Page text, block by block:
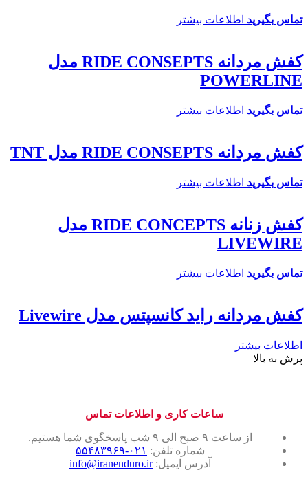
تماس بگیرید اطلاعات بیشتر
کفش مردانه RIDE CONSEPTS مدل
POWERLINE
تماس بگیرید اطلاعات بیشتر
کفش مردانه RIDE CONSEPTS مدل TNT
تماس بگیرید اطلاعات بیشتر
کفش زنانه RIDE CONCEPTS مدل
LIVEWIRE
تماس بگیرید اطلاعات بیشتر
کفش مردانه راید کانسپتس مدل Livewire
اطلاعات بیشتر
پرش به بالا
ساعات کاری و اطلاعات تماس
از ساعت ۹ صبح الی ۹ شب پاسخگوی شما هستیم.
شماره تلفن: ۰۲۱-۵۵۴۸۳۹۶۹
آدرس ایمیل:info@iranenduro.ir